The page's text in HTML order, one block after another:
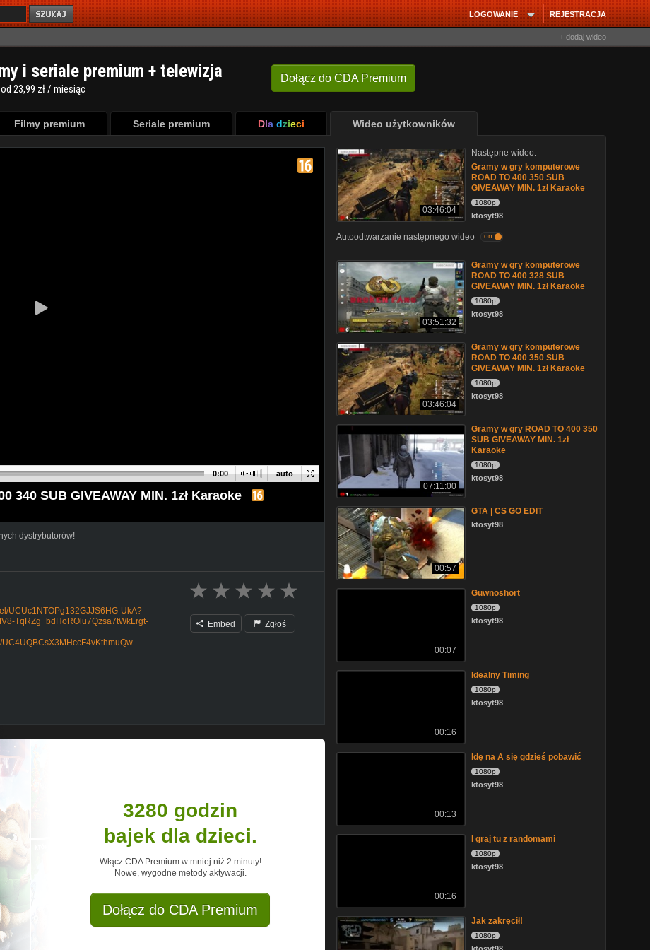
REJESTRACJA
LOGOWANIE
+ dodaj wideo
Dołącz do CDA Premium
i seriale premium + telewizja
23,99 zł / miesiąc
Filmy premium Seriale premium Dla dzieci Wideo użytkowników
auto
0:00
340 SUB GIVEAWAY MIN. 1zł Karaoke
dystrybutorów!
UCUc1NTOPg132GJJS6HG-UkA?
TqRZg_bdHoROlu7Qzsa7tWkLrgt-
piosenki,minecraft wojan,minecraft
song,beautiful o.b minecraft,minecraft
house tutorial,minecraft
łowiarka, minecraft poradnik,csgo
best moments,cs go trailer,cs go
best,cs go bindy,rush b cs go,
go darmowe skiny,cs go
faceit,csgo funny moments
2020,cs go izak,
live promo code,pusha t csgo,
kod, the elder scrolls v skyrim special
gameplay pl,
scrolls v skyrim special edition trailer,the
scrolls v skyrim special edition
a pena,
special edition best mods,
scrolls v skyrim special edition
end pc,the elder scrolls v skyrim special
graphics mod,the elder scrolls v skyrim
special edition vs legendary,the elder scrolls
special edition pc download,the elder
scrolls v skyrim special edition steam
elder scrolls v skyrim special edition
Embed Zgłoś
3280 godzin
bajek dla dzieci.
Włącz CDA Premium w mniej niż 2 minuty!
Nowe, wygodne metody aktywacji.
Dołącz do CDA Premium
03:46:04
Następne wideo:
Gramy w gry komputerowe
ROAD TO 400 350 SUB
GIVEAWAY MIN. 1zł Karaoke
1080p
ktosyt98
Autoodtwarzanie następnego wideo on
03:51:32
Gramy w gry komputerowe
ROAD TO 400 328 SUB
GIVEAWAY MIN. 1zł Karaoke
1080p
ktosyt98
03:46:04
Gramy w gry komputerowe
ROAD TO 400 350 SUB
GIVEAWAY MIN. 1zł Karaoke
1080p
ktosyt98
07:11:00
Gramy w gry ROAD TO 400 350
SUB GIVEAWAY MIN. 1zł
Karaoke
1080p
ktosyt98
00:57
GTA | CS GO EDIT
ktosyt98
00:07
Guwnoshort
1080p
ktosyt98
00:16
Idealny Timing
1080p
ktosyt98
00:13
Idę na A się gdzieś pobawić
1080p
ktosyt98
00:16
I graj tu z randomami
1080p
ktosyt98
Jak zakręcił!
1080p